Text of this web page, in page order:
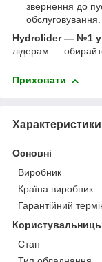
звернення до
обслуговування.
Hydrolider — №1 у
лідерам —
Приховати
Характеристики
Основні
Виробник
Країна виробник
Гарантійний
Стан